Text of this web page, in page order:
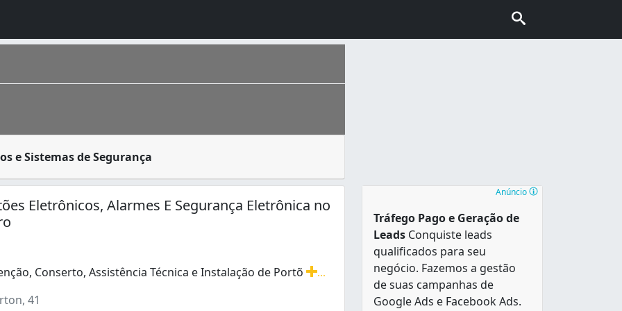
e Sistemas de Segurança
homônimo fica na região Sudeste do país. É a cidade de mais escolhida pelo turismo internacional no Brasil,
Eletrônicos, Alarmes E Segurança Eletrônica no
Conserto, Assistência Técnica e Instalação de Portõ
Conserto, Assistência Técnica e Instalação de Portões Eletrônicos, Portões Automáticos, Sistema de
41
Anúncio
Tráfego Pago e Geração de
Leads Conquiste leads
qualificados para seu
negócio. Fazemos a gestão
de suas campanhas de
Google Ads e Facebook Ads.